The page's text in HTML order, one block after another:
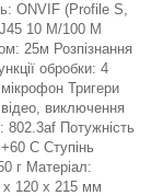
ONVIF (Profile S,
10 M/100 M
25м Розпізнання
обробки: 4
Тригери
виключення
802.3af Потужність
C Ступінь
г Матеріал:
x 120 x 215 мм